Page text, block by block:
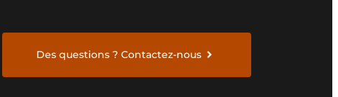
Des questions ? Contactez-nous